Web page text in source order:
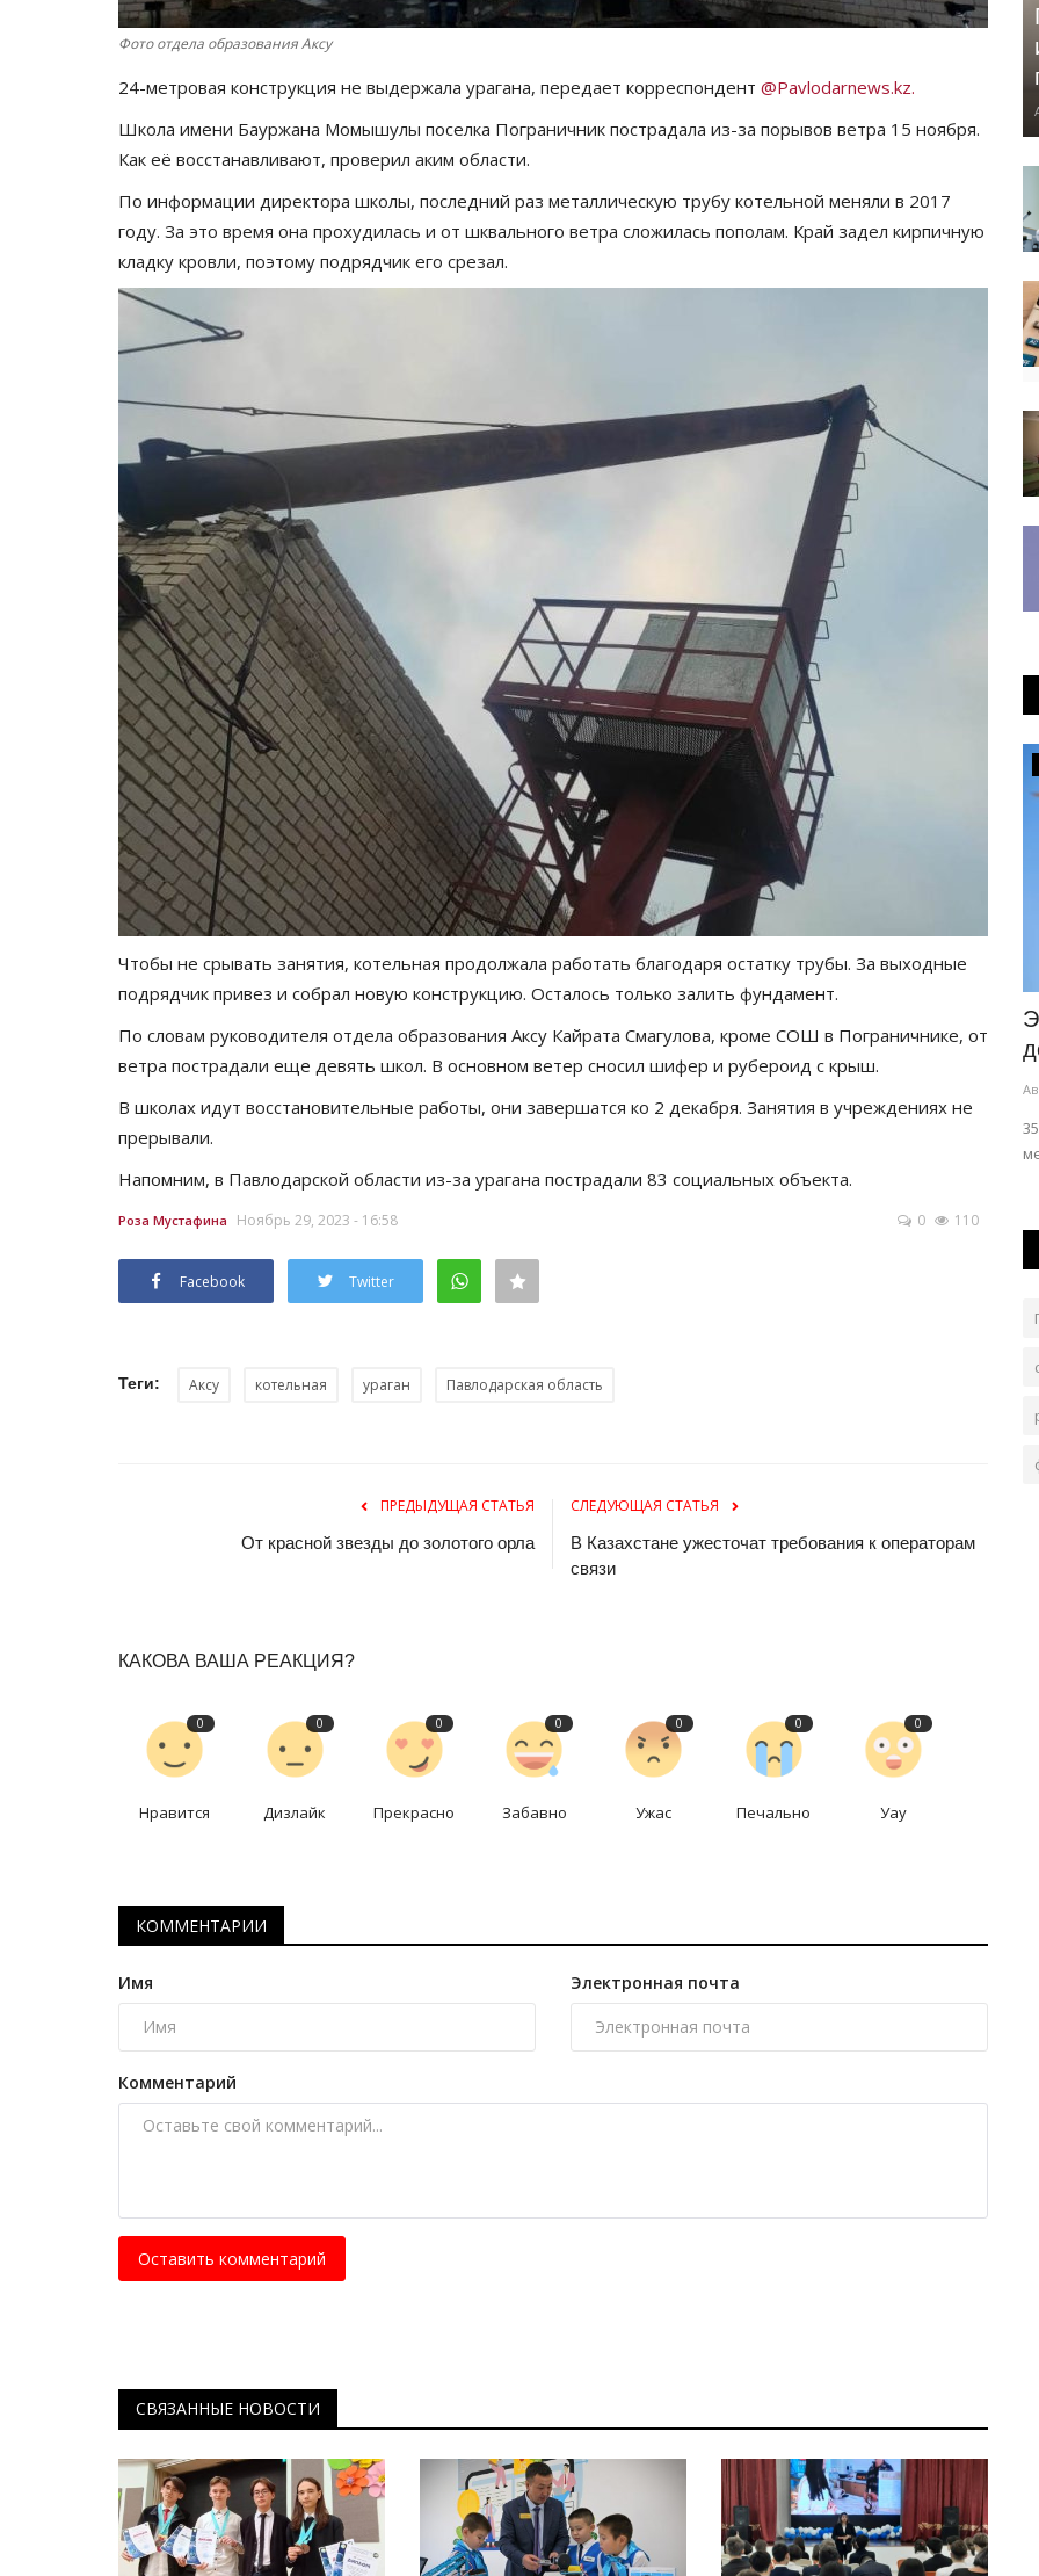
Фото отдела образования Аксу
24-метровая конструкция не выдержала урагана, передает корреспондент @Pavlodarnews.kz.
Школа имени Бауржана Момышулы поселка Пограничник пострадала из-за порывов ветра 15 ноября.
Как её восстанавливают, проверил аким области.
По информации директора школы, последний раз металлическую трубу котельной меняли в 2017
году. За это время она прохудилась и от шквального ветра сложилась пополам. Край задел кирпичную
кладку кровли, поэтому подрядчик его срезал.
Чтобы не срывать занятия, котельная продолжала работать благодаря остатку трубы. За выходные
подрядчик привез и собрал новую конструкцию. Осталось только залить фундамент.
По словам руководителя отдела образования Аксу Кайрата Смагулова, кроме СОШ в Пограничнике, от
ветра пострадали еще девять школ. В основном ветер сносил шифер и рубероид с крыш.
В школах идут восстановительные работы, они завершатся ко 2 декабря. Занятия в учреждениях не
прерывали.
Напомним, в Павлодарской области из-за урагана пострадали 83 социальных объекта.
Роза Мустафина Ноябрь 29, 2023 - 16:58 0 110
Facebook Twitter
Теги: Аксу котельная ураган Павлодарская область
ПРЕДЫДУЩАЯ СТАТЬЯ
От красной звезды до золотого орла
СЛЕДУЮЩАЯ СТАТЬЯ
В Казахстане ужесточат требования к операторам
связи
КАКОВА ВАША РЕАКЦИЯ?
0
Нравится
0
Дизлайк
0
Прекрасно
0
Забавно
0
Ужас
0
Печально
0
Уау
КОММЕНТАРИИ
Имя Электронная почта
Комментарий
Оставить комментарий
СВЯЗАННЫЕ НОВОСТИ
Павлодарские истории
вековой давности
Общество
спецсигналы обернулись
наказанием...
Авг 6, 2026 0 96
присланной видеозаписи.